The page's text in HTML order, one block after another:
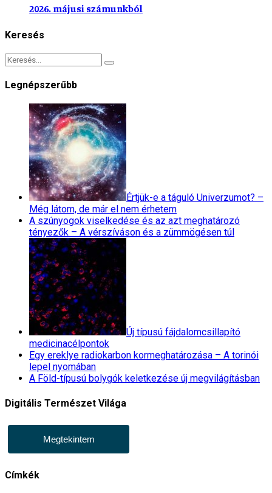
2026. májusi számunkból
Keresés
Legnépszerűbb
Értjük-e a táguló Univerzumot? –
Még látom, de már el nem érhetem
A szúnyogok viselkedése és az azt meghatározó
tényezők – A vérszíváson és a zümmögésen túl
Új típusú fájdalomcsillapító
medicinacélpontok
Egy ereklye radiokarbon kormeghatározása – A torinói
lepel nyomában
A Föld-típusú bolygók keletkezése új megvilágításban
Digitális Természet Világa
Megtekintem
Címkék